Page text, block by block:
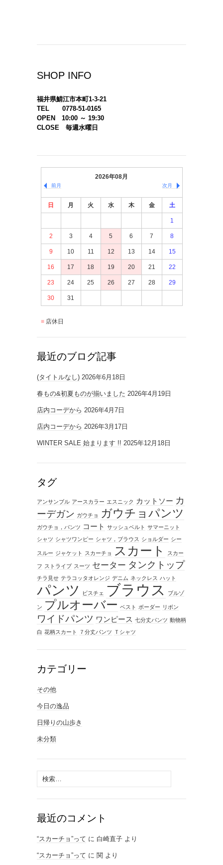
SHOP INFO
福井県鯖江市本町1-3-21
TEL 0778-51-0165
OPEN 10:00 ～ 19:30
CLOSE 毎週水曜日
2026年08月
前月 次月
日 月 火 水 木 金 土
1
2 3 4 5 6 7 8
9 10 11 12 13 14 15
16 17 18 19 20 21 22
23 24 25 26 27 28 29
30 31
店休日
最近のブログ記事
(タイトルなし) 2026年6月18日
春もの&初夏ものが揃いました 2026年4月19日
店内コーデから 2026年4月7日
店内コーデから 2026年3月17日
WINTER SALE 始まります !! 2025年12月18日
タグ
アンサンブル アースカラー エスニック カットソー カ
ーデガン ガウチョ ガウチョパンツ
ガウチョ，パンツ コート サッシュベルト サマーニット
シャツ シャツワンピー シャツ，ブラウス ショルダー シー
スルー ジャケット スカーチョ スカート スカー
フ ストライプ スーツ セーター タンクトップ
チラ見せ テラコッタオレンジ デニム ネックレス ハット
パンツ ビスチェ ブラウス ブルゾ
ン プルオーバー ベスト ボーダー リボン
ワイドパンツ ワンピース 七分丈パンツ 動物柄
白 花柄スカート ７分丈パンツ Ｔシャツ
カテゴリー
その他
今日の逸品
日帰りの山歩き
未分類
検
索:
最近のコメント
“スカーチョ”って に 白崎直子 より
“スカーチョ”って に 関 より